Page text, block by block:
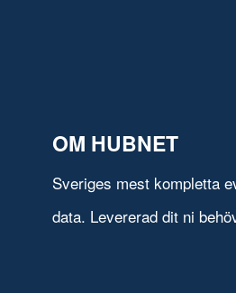
OM HUBNET
Sveriges mest kompletta
data. Levererad dit ni